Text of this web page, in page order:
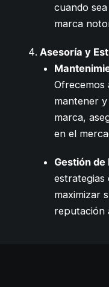
cuando
marca
Asesoría y
Ofrecemos
mantener
marca,
en el
Gestión de
estrategias
maximizar
reputación